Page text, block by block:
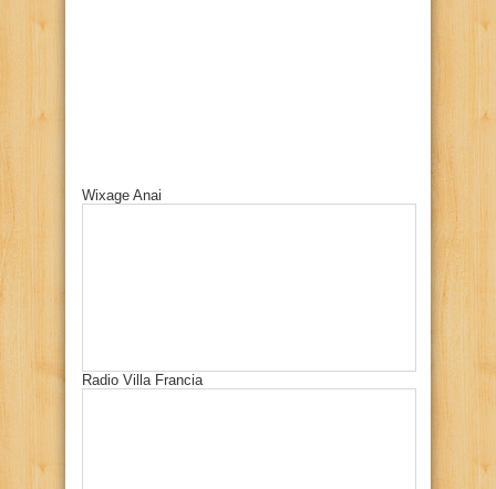
Wixage Anai
Radio Villa Francia